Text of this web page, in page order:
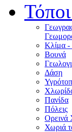
Κλίμα -
Βουνά
Δάση
Πανίδα
Πόλεις
Ορεινά
Χωριά